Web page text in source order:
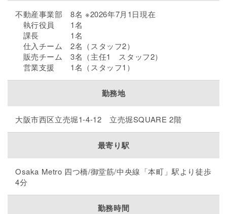
不動産事業部 8名 ※2026年7月1日現在
執行役員 1名
課長 1名
仕入チーム 2名（スタッフ2）
販売チーム 3名（主任1 スタッフ2）
営業支援 1名（スタッフ1）
勤務地
大阪市西区立売堀1-4-12 立売堀SQUARE 2階
最寄り駅
Osaka Metro 四つ橋/御堂筋/中央線「本町」駅より徒歩
4分
勤務時間